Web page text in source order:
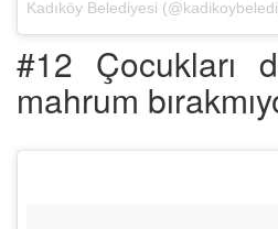
#12 Çocukları
mahrum